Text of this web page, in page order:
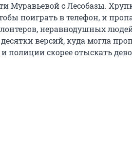
Муравьевой с Лесобазы.
поиграть в телефон, и
неравнодушных
версий, куда могла
полиции скорее отыскать